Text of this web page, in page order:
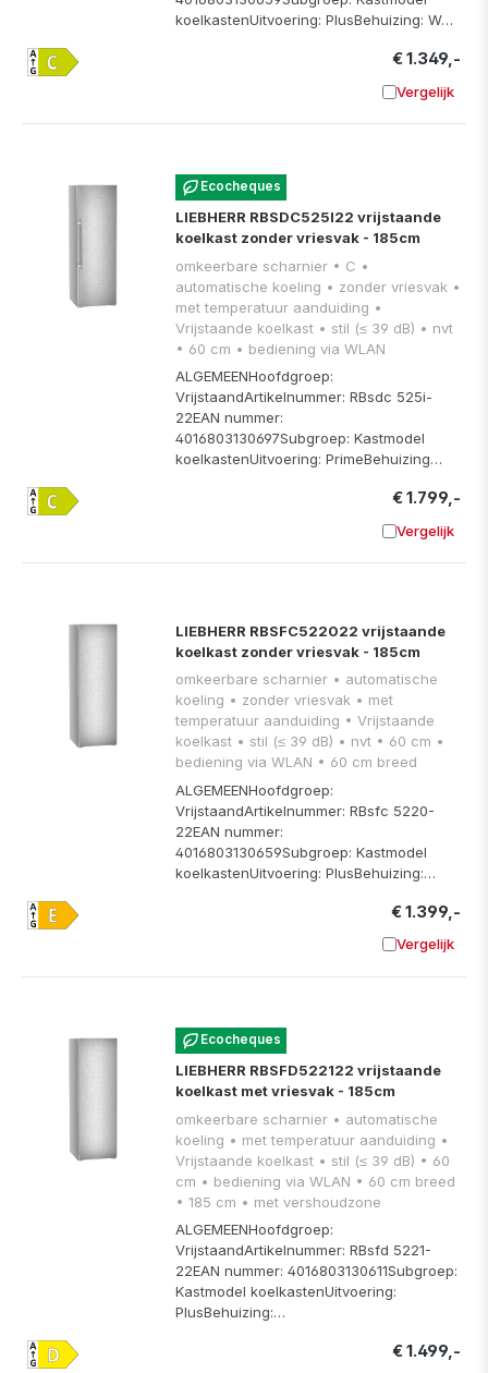
koelkastenUitvoering: PlusBehuizing: W…
€ 1.349,-
Vergelijk
Ecocheques
LIEBHERR RBSDC525I22 vrijstaande
koelkast zonder vriesvak - 185cm
omkeerbare scharnier • C •
automatische koeling • zonder vriesvak •
met temperatuur aanduiding •
Vrijstaande koelkast • stil (≤ 39 dB) • nvt
• 60 cm • bediening via WLAN
ALGEMEENHoofdgroep:
VrijstaandArtikelnummer: RBsdc 525i-
22EAN nummer:
4016803130697Subgroep: Kastmodel
koelkastenUitvoering: PrimeBehuizing…
€ 1.799,-
Vergelijk
LIEBHERR RBSFC522022 vrijstaande
koelkast zonder vriesvak - 185cm
omkeerbare scharnier • automatische
koeling • zonder vriesvak • met
temperatuur aanduiding • Vrijstaande
koelkast • stil (≤ 39 dB) • nvt • 60 cm •
bediening via WLAN • 60 cm breed
ALGEMEENHoofdgroep:
VrijstaandArtikelnummer: RBsfc 5220-
22EAN nummer:
4016803130659Subgroep: Kastmodel
koelkastenUitvoering: PlusBehuizing:…
€ 1.399,-
Vergelijk
Ecocheques
LIEBHERR RBSFD522122 vrijstaande
koelkast met vriesvak - 185cm
omkeerbare scharnier • automatische
koeling • met temperatuur aanduiding •
Vrijstaande koelkast • stil (≤ 39 dB) • 60
cm • bediening via WLAN • 60 cm breed
• 185 cm • met vershoudzone
ALGEMEENHoofdgroep:
VrijstaandArtikelnummer: RBsfd 5221-
22EAN nummer: 4016803130611Subgroep:
Kastmodel koelkastenUitvoering:
PlusBehuizing:…
€ 1.499,-